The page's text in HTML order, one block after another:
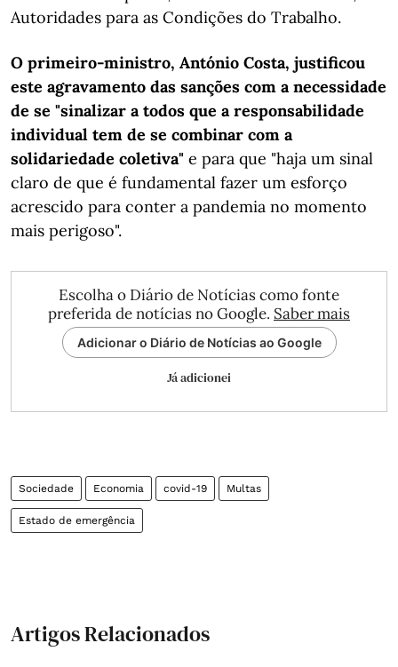
Autoridades para as Condições do Trabalho.
O primeiro-ministro, António Costa, justificou
este agravamento das sanções com a necessidade
de se "sinalizar a todos que a responsabilidade
individual tem de se combinar com a
solidariedade coletiva" e para que "haja um sinal
claro de que é fundamental fazer um esforço
acrescido para conter a pandemia no momento
mais perigoso".
Escolha o Diário de Notícias como fonte
preferida de notícias no Google. Saber mais
Adicionar o Diário de Notícias ao Google
Já adicionei
Sociedade Economia covid-19 Multas
Estado de emergência
Artigos Relacionados